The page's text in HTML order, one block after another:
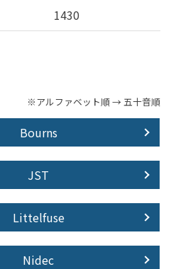
1430
※アルファベット順 → 五十音順
Bourns
JST
Littelfuse
Nidec